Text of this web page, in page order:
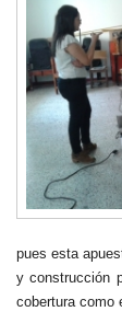
pues esta
y construcción
cobertura como